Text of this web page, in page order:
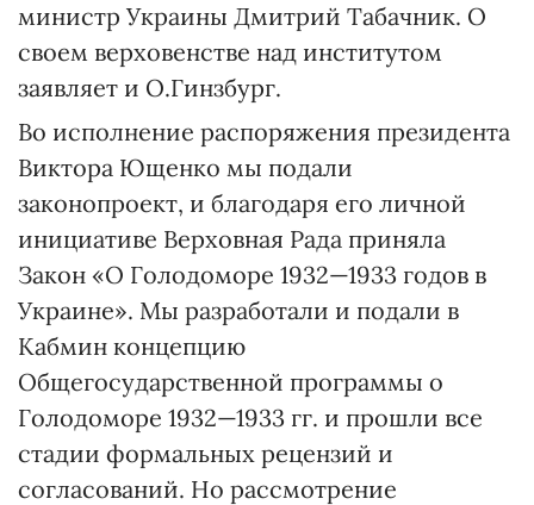
министр Украины Дмитрий Табачник. О
своем верховенстве над институтом
заявляет и О.Гинзбург.
Во исполнение распоряжения президента
Виктора Ющенко мы подали
законопроект, и благодаря его личной
инициативе Верховная Рада приняла
Закон «О Голодоморе 1932—1933 годов в
Украине». Мы разработали и подали в
Кабмин концепцию
Общегосударственной программы о
Голодоморе 1932—1933 гг. и прошли все
стадии формальных рецензий и
согласований. Но рассмотрение